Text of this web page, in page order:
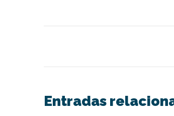
entre
Entradas